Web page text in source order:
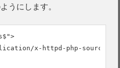
うにします。
x-httpd-php-source